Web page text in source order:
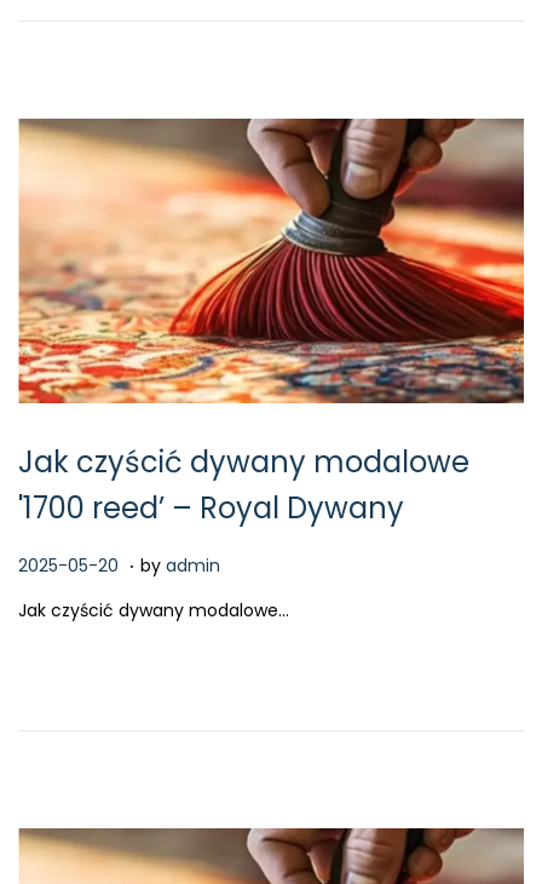
Jak czyścić dywany modalowe
'1700 reed’ – Royal Dywany
P
s
2025-05-20 2
2
. by admin
Jak czyścić dywany modalowe…